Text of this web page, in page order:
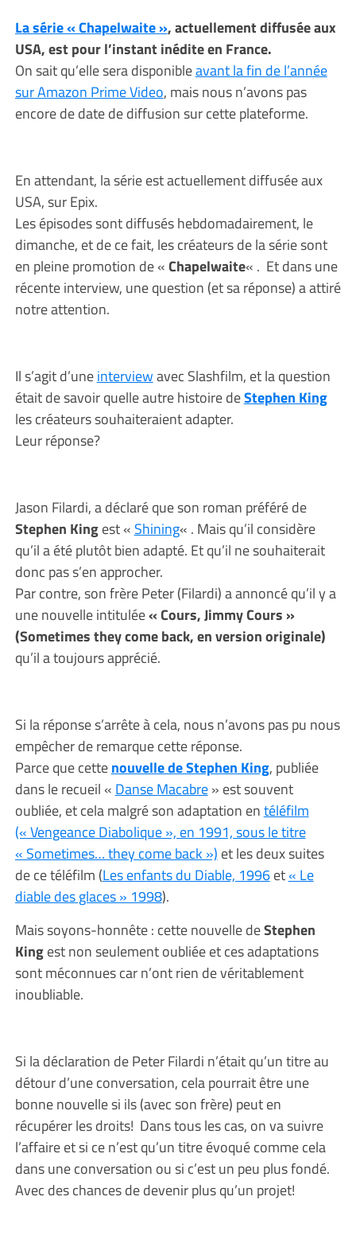
La série « Chapelwaite », actuellement diffusée aux
USA, est pour l’instant inédite en France.
On sait qu’elle sera disponibleavant la fin de l’année
sur Amazon Prime Video, mais nous n’avons pas
encore de date de diffusion sur cette plateforme.
En attendant, la série est actuellement diffusée aux
USA, sur Epix.
Les épisodes sont diffusés hebdomadairement, le
dimanche, et de ce fait, les créateurs de la série sont
en pleine promotion de «Chapelwaite« . Et dans une
récente interview, une question (et sa réponse) a attiré
notre attention.
Il s’agit d’uneinterviewavec Slashfilm, et la question
était de savoir quelle autre histoire deStephen King
les créateurs souhaiteraient adapter.
Leur réponse?
Jason Filardi, a déclaré que son roman préféré de
Stephen Kingest « Shining« . Mais qu’il considère
qu’il a été plutôt bien adapté. Et qu’il ne souhaiterait
donc pas s’en approcher.
Par contre, son frère Peter (Filardi) a annoncé qu’il y a
une nouvelle intitulée« Cours, Jimmy Cours »
(Sometimes they come back, en version originale)
qu’il a toujours apprécié.
Si la réponse s’arrête à cela, nous n’avons pas pu nous
empêcher de remarque cette réponse.
Parce que cettenouvelle de Stephen King, publiée
dans le recueil « Danse Macabre» est souvent
oubliée, et cela malgré son adaptation entéléfilm
(« Vengeance Diabolique », en 1991, sous le titre
« Sometimes… they come back ») et les deux suites
de ce téléfilm (Les enfants du Diable, 1996et« Le
diable des glaces » 1998).
Mais soyons-honnête : cette nouvelle deStephen
Kingest non seulement oubliée et ces adaptations
sont méconnues car n’ont rien de véritablement
inoubliable.
Si la déclaration de Peter Filardi n’était qu’un titre au
détour d’une conversation, cela pourrait être une
bonne nouvelle si ils (avec son frère) peut en
récupérer les droits! Dans tous les cas, on va suivre
l’affaire et si ce n’est qu’un titre évoqué comme cela
dans une conversation ou si c’est un peu plus fondé.
Avec des chances de devenir plus qu’un projet!